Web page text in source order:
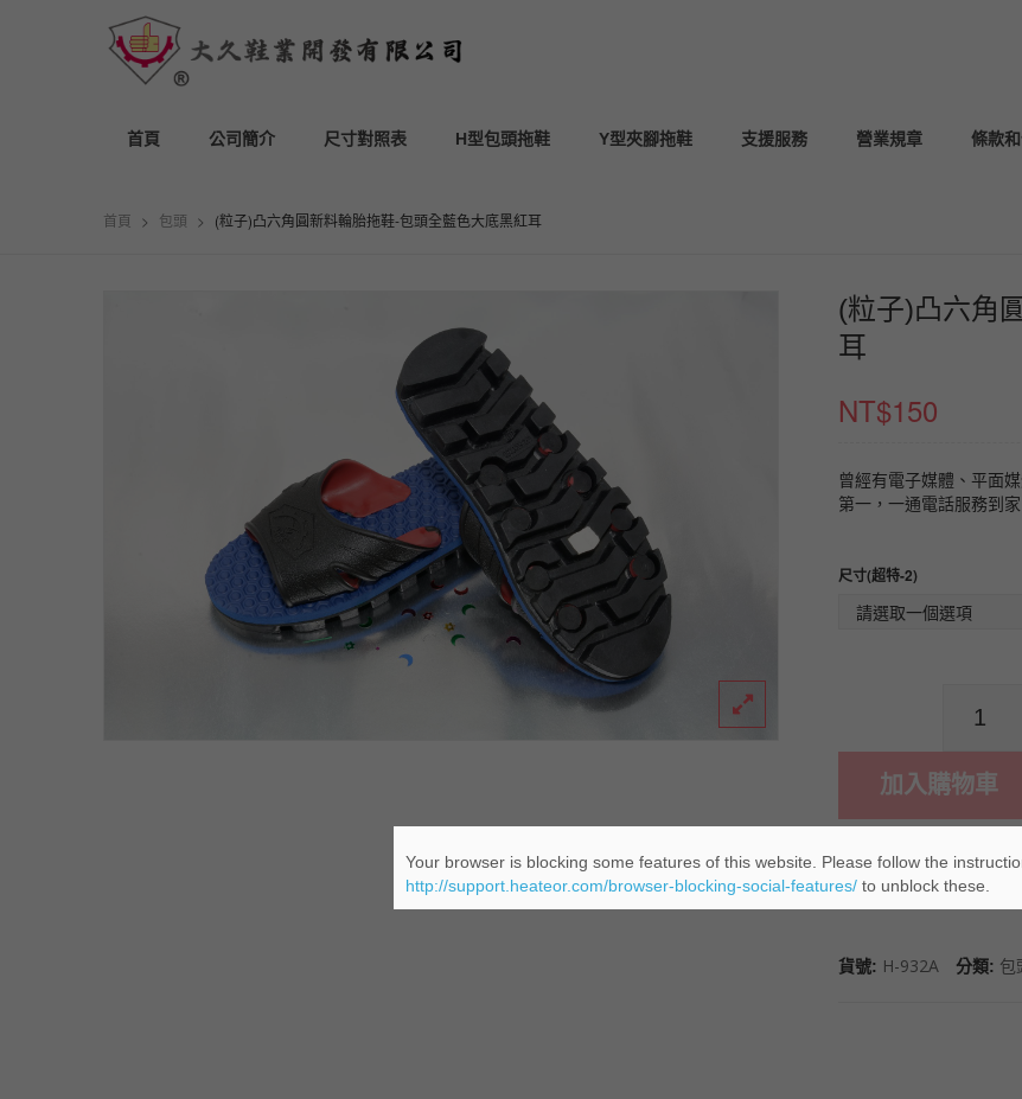
首頁 公司簡介 尺寸對照表 H型包頭拖鞋 Y型夾腳拖鞋 支援服務 營業規章 條款
首頁 > 包頭 > (粒子)凸六角圓新料輪胎拖鞋-包頭全藍色大底黑紅耳
(粒子)凸六角
耳
NT$150
曾經有電子媒體、平面
第一，一通電話服務到
尺寸(超特-2)
量
加入購物車
添加到「願望清單」
貨號: H-932A 分類: 包
Your browser is blocking some features of this website. Please follow the
http://support.heateor.com/browser-blocking-social-features/to unblock these.